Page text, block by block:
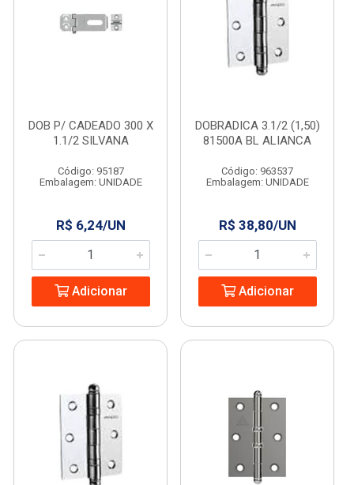
DOB P/ CADEADO 300 X
1.1/2 SILVANA
Código: 95187
Embalagem: UNIDADE
R$ 6,24/UN
Adicionar
DOBRADICA 3.1/2 (1,50)
81500A BL ALIANCA
Código: 963537
Embalagem: UNIDADE
R$ 38,80/UN
Adicionar